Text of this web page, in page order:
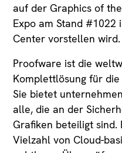
auf der Graphics of
Expo am Stand #1022
Center vorstellen wird.
Proofware ist die
Komplettlösung für
Sie bietet
alle, die an der
Grafiken beteiligt
Vielzahl von Cloud-